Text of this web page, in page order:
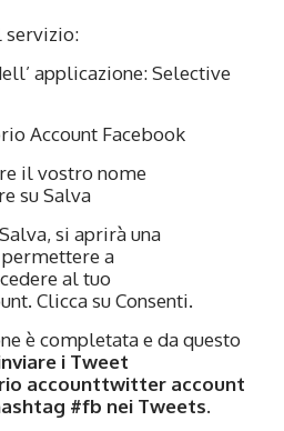
servizio:
applicazione:Selective
Account Facebook
il vostro nome
su Salva
si aprirà una
a
al tuo
Clicca su Consenti.
è completata e da questo
i Tweet
accounttwitter account
#fb nei Tweets.